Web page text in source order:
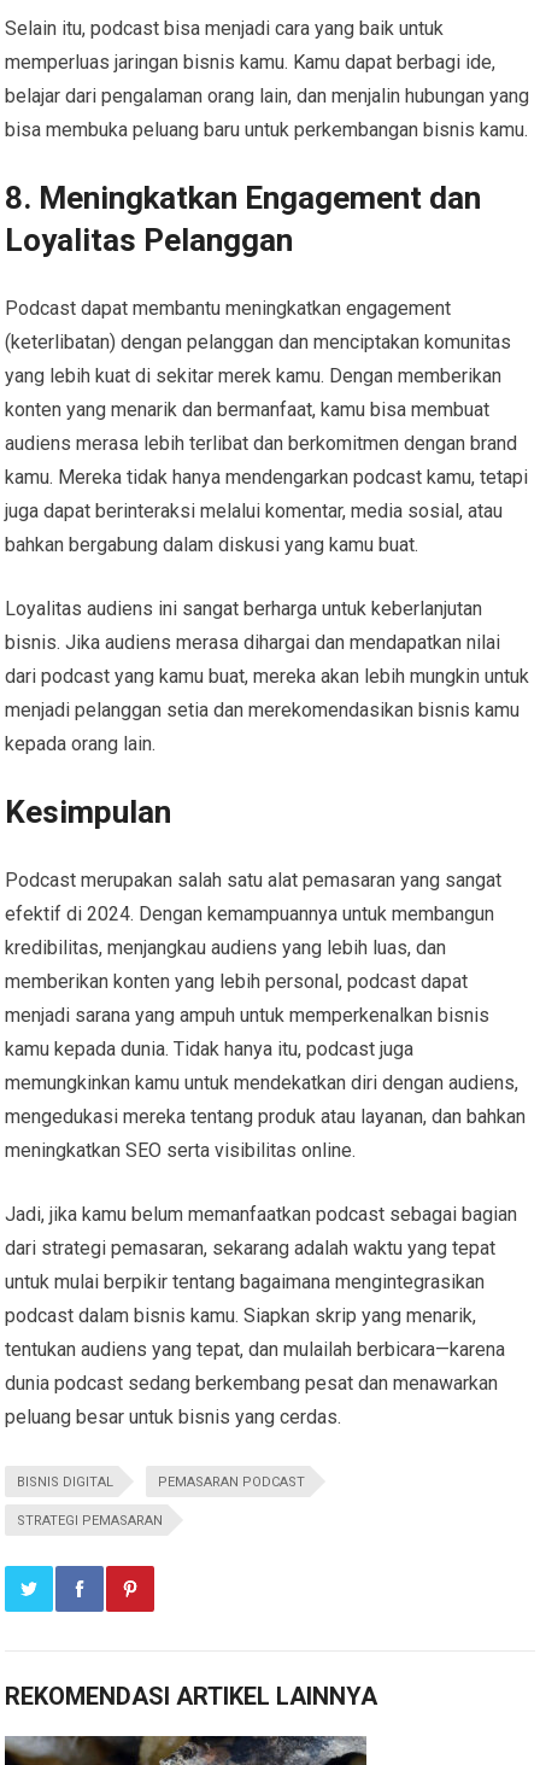
Selain itu, podcast bisa menjadi cara yang baik untuk
memperluas jaringan bisnis kamu. Kamu dapat berbagi ide,
belajar dari pengalaman orang lain, dan menjalin hubungan yang
bisa membuka peluang baru untuk perkembangan bisnis kamu.
8. Meningkatkan Engagement dan
Loyalitas Pelanggan
Podcast dapat membantu meningkatkan engagement
(keterlibatan) dengan pelanggan dan menciptakan komunitas
yang lebih kuat di sekitar merek kamu. Dengan memberikan
konten yang menarik dan bermanfaat, kamu bisa membuat
audiens merasa lebih terlibat dan berkomitmen dengan brand
kamu. Mereka tidak hanya mendengarkan podcast kamu, tetapi
juga dapat berinteraksi melalui komentar, media sosial, atau
bahkan bergabung dalam diskusi yang kamu buat.
Loyalitas audiens ini sangat berharga untuk keberlanjutan
bisnis. Jika audiens merasa dihargai dan mendapatkan nilai
dari podcast yang kamu buat, mereka akan lebih mungkin untuk
menjadi pelanggan setia dan merekomendasikan bisnis kamu
kepada orang lain.
Kesimpulan
Podcast merupakan salah satu alat pemasaran yang sangat
efektif di 2024. Dengan kemampuannya untuk membangun
kredibilitas, menjangkau audiens yang lebih luas, dan
memberikan konten yang lebih personal, podcast dapat
menjadi sarana yang ampuh untuk memperkenalkan bisnis
kamu kepada dunia. Tidak hanya itu, podcast juga
memungkinkan kamu untuk mendekatkan diri dengan audiens,
mengedukasi mereka tentang produk atau layanan, dan bahkan
meningkatkan SEO serta visibilitas online.
Jadi, jika kamu belum memanfaatkan podcast sebagai bagian
dari strategi pemasaran, sekarang adalah waktu yang tepat
untuk mulai berpikir tentang bagaimana mengintegrasikan
podcast dalam bisnis kamu. Siapkan skrip yang menarik,
tentukan audiens yang tepat, dan mulailah berbicara—karena
dunia podcast sedang berkembang pesat dan menawarkan
peluang besar untuk bisnis yang cerdas.
BISNIS DIGITAL PEMASARAN PODCAST
STRATEGI PEMASARAN
REKOMENDASI ARTIKEL LAINNYA